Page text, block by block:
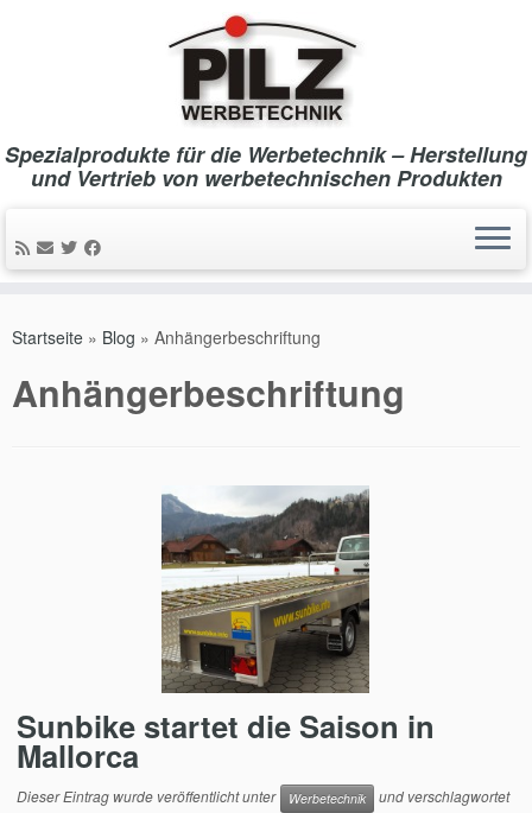
Inhalt
Spezialprodukte für die Werbetechnik – Herstellung
und Vertrieb von werbetechnischen Produkten
Startseite » Blog » Anhängerbeschriftung
Anhängerbeschriftung
Sunbike startet die Saison in
Mallorca
Dieser Eintrag wurde veröffentlicht unter Werbetechnik
und verschlagwortet